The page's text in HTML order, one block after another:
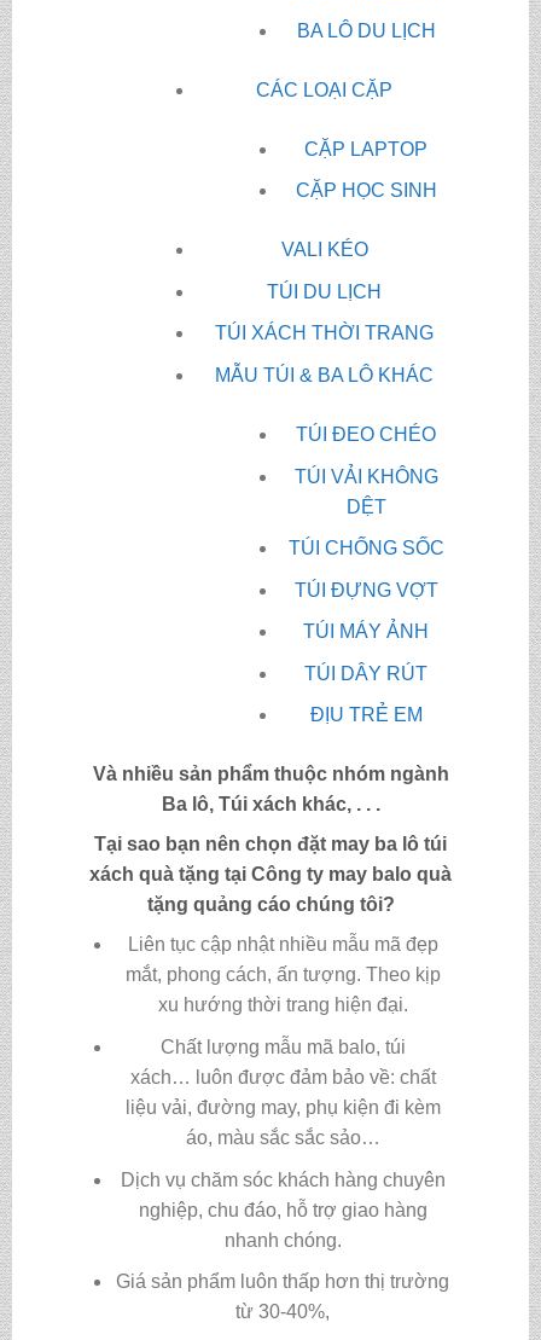
BA LÔ DU LỊCH
CÁC LOẠI CẶP
CẶP LAPTOP
CẶP HỌC SINH
VALI KÉO
TÚI DU LỊCH
TÚI XÁCH THỜI TRANG
MẪU TÚI & BA LÔ KHÁC
TÚI ĐEO CHÉO
TÚI VẢI KHÔNG
DỆT
TÚI CHỐNG SỐC
TÚI ĐỰNG VỢT
TÚI MÁY ẢNH
TÚI DÂY RÚT
ĐỊU TRẺ EM
Và nhiều sản phẩm thuộc nhóm ngành
Ba lô, Túi xách khác, . . .
Tại sao bạn nên chọn đặt may ba lô túi
xách quà tặng tại Công ty may balo quà
tặng quảng cáochúng tôi?
Liên tục cập nhật nhiều mẫu mã đẹp
mắt, phong cách, ấn tượng. Theo kịp
xu hướng thời trang hiện đại.
Chất lượng mẫu mã balo, túi
xách…
luôn được đảm bảo về: chất
liệu vải, đường may, phụ kiện đi kèm
áo, màu sắc sắc sảo…
Dịch vụ chăm sóc khách hàng chuyên
nghiệp, chu đáo, hỗ trợ giao hàng
nhanh chóng.
Giá sản phẩm luôn thấp hơn thị trường
từ 30-40%,